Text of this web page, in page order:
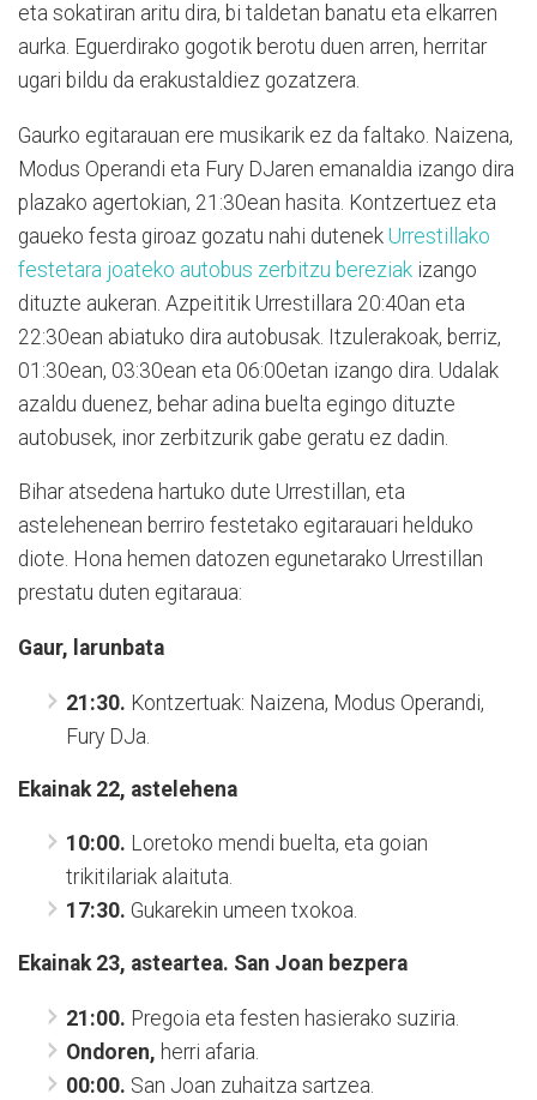
eta sokatiran aritu dira, bi taldetan banatu eta elkarren
aurka. Eguerdirako gogotik berotu duen arren, herritar
ugari bildu da erakustaldiez gozatzera.
Gaurko egitarauan ere musikarik ez da faltako. Naizena,
Modus Operandi eta Fury DJaren emanaldia izango dira
plazako agertokian, 21:30ean hasita. Kontzertuez eta
gaueko festa giroaz gozatu nahi dutenek Urrestillako
festetara joateko autobus zerbitzu bereziak izango
dituzte aukeran. Azpeititik Urrestillara 20:40an eta
22:30ean abiatuko dira autobusak. Itzulerakoak, berriz,
01:30ean, 03:30ean eta 06:00etan izango dira. Udalak
azaldu duenez, behar adina buelta egingo dituzte
autobusek, inor zerbitzurik gabe geratu ez dadin.
Bihar atsedena hartuko dute Urrestillan, eta
astelehenean berriro festetako egitarauari helduko
diote. Hona hemen datozen egunetarako Urrestillan
prestatu duten egitaraua:
Gaur, larunbata
21:30. Kontzertuak: Naizena, Modus Operandi,
Fury DJa.
Ekainak 22, astelehena
10:00. Loretoko mendi buelta, eta goian
trikitilariak alaituta.
17:30. Gukarekin umeen txokoa.
Ekainak 23, asteartea. San Joan bezpera
21:00. Pregoia eta festen hasierako suziria.
Ondoren, herri afaria.
00:00. San Joan zuhaitza sartzea.